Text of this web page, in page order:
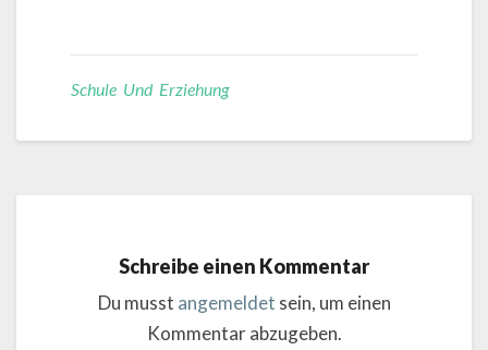
Schule Und Erziehung
Schreibe einen Kommentar
Du musst angemeldet sein, um einen
Kommentar abzugeben.